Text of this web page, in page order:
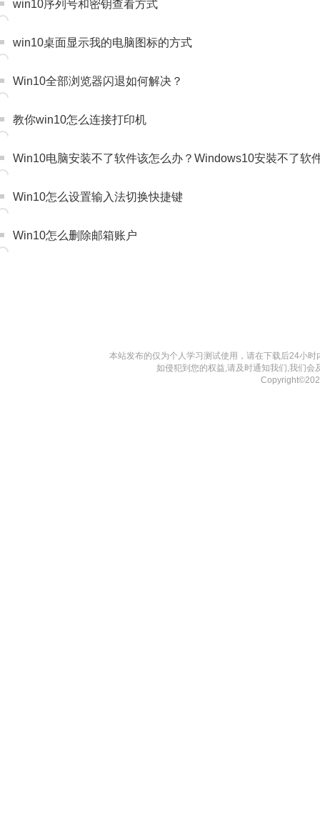
win10序列号和密钥查看方式
win10桌面显示我的电脑图标的方式
Win10全部浏览器闪退如何解决？
教你win10怎么连接打印机
Win10电脑安装不了软件该怎么办？Windows10安裝不了软
Win10怎么设置输入法切换快捷键
Win10怎么删除邮箱账户
本站发布的仅为个人学习测试使用，请在下载后24小
如侵犯到您的权益,请及时通知我们,我们